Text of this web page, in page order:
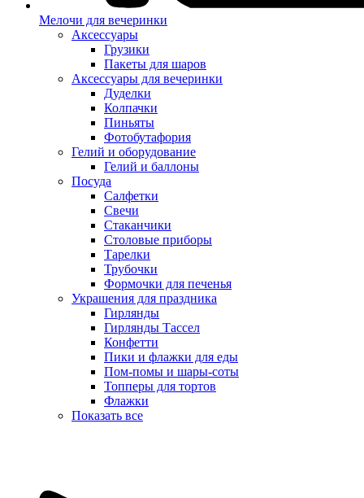
Мелочи для вечеринки
Аксессуары
Грузики
Пакеты для шаров
Аксессуары для вечеринки
Дуделки
Колпачки
Пиньяты
Фотобутафория
Гелий и оборудование
Гелий и баллоны
Посуда
Салфетки
Свечи
Стаканчики
Столовые приборы
Тарелки
Трубочки
Формочки для печенья
Украшения для праздника
Гирлянды
Гирлянды Тассел
Конфетти
Пики и флажки для еды
Пом-помы и шары-соты
Топперы для тортов
Флажки
Показать все